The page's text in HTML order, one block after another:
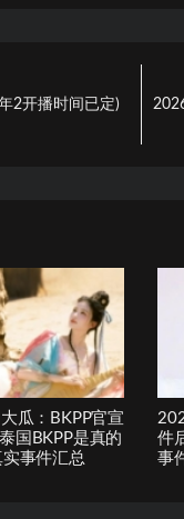
2开播时间已定)
瓜：BKPP官宣
国BKPP是真的
事件汇总
件
事